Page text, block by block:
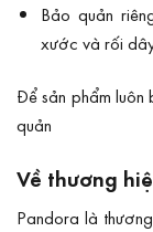
Bảo quản
xước và rối
Để sản phẩm luôn
quản
Về thương
Pandora là